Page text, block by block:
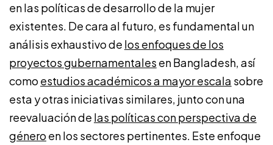
en las políticas de desarrollo de la mujer
existentes. De cara al futuro, es fundamental un
análisis exhaustivo de los enfoques de los
proyectos gubernamentales en Bangladesh, así
como estudios académicos a mayor escala sobre
esta y otras iniciativas similares, junto con una
reevaluación de las políticas con perspectiva de
género en los sectores pertinentes. Este enfoque